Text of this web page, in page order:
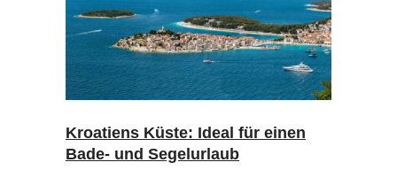
Kroatiens Küste: Ideal für einen
Bade- und Segelurlaub